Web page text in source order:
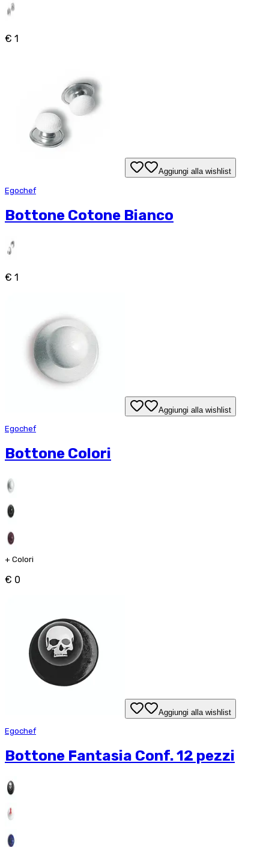
€ 1
Aggiungi alla wishlist
Egochef
Bottone Cotone Bianco
€ 1
Aggiungi alla wishlist
Egochef
Bottone Colori
+ Colori
€ 0
Aggiungi alla wishlist
Egochef
Bottone Fantasia Conf. 12 pezzi